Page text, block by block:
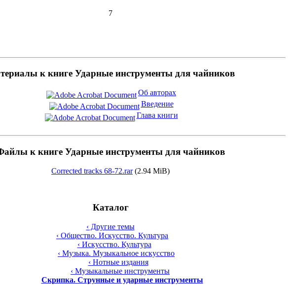
7
к книге Ударные инструменты для чайников
Об авторах
Введение
Глава книги
к книге Ударные инструменты для чайников
Corrected tracks 68-72.rar(2.94 MiB)
Каталог
‹ Другие темы
‹ Общество. Искусство. Культура
‹ Искусство. Культура
‹ Музыка. Музыкальное искусство
‹ Нотные издания
‹ Музыкальные инструменты
Скрипка. Струнные и ударные инструменты